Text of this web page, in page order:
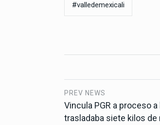
#valledemexicali
PREV NEWS
Vincula PGR a proceso
trasladaba siete kilos